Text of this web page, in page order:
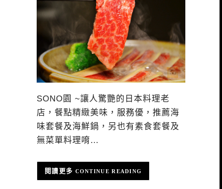
SONO園 ~讓人驚艷的日本料理老
店，餐點精緻美味，服務優，推薦海
味套餐及海鮮鍋，另也有素食套餐及
無菜單料理唷…
CONTINUE READING